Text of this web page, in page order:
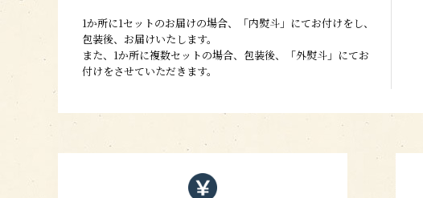
1か所に1セットのお届けの場合、「内熨斗」にてお付けをし、
包装後、お届けいたします。
また、1か所に複数セットの場合、包装後、「外熨斗」にてお
付けをさせていただきます。